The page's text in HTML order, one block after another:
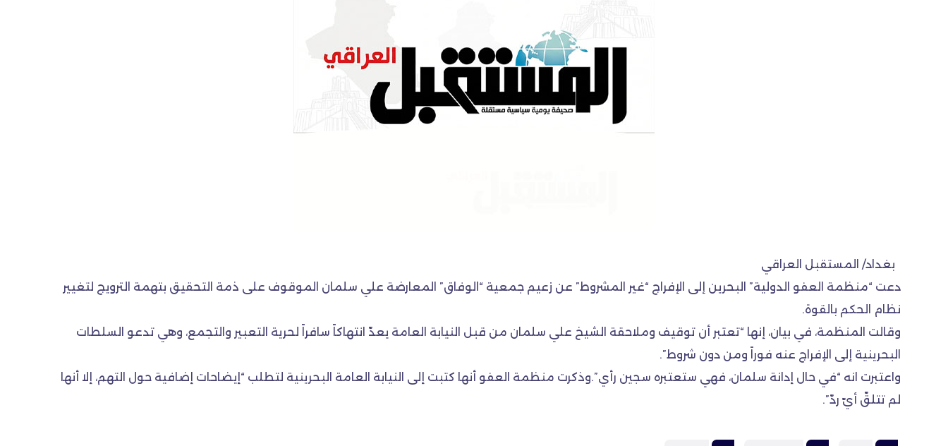
بغداد/ المستقبل العراقي
دعت “منظمة العفو الدولية” البحرين إلى الإفراج “غير المشروط” عن زعيم جمعية “الوفاق” المعارضة علي سلمان الموقوف على ذمة التحقيق بتهمة الترويج لتغيير
نظام الحكم بالقوة.
وقالت المنظمة، في بيان، إنها “تعتبر أن توقيف وملاحقة الشيخ علي سلمان من قبل النيابة العامة يعدّ انتهاكاً سافراً لحرية التعبير والتجمع، وهي تدعو السلطات
البحرينية إلى الإفراج عنه فوراً ومن دون شروط”.
واعتبرت انه “في حال إدانة سلمان، فهي ستعتبره سجين رأي”.وذكرت منظمة العفو أنها كتبت إلى النيابة العامة البحرينية لتطلب “إيضاحات إضافية حول التهم، إلا أنها
لم تتلقّ أيّ ردّ”.